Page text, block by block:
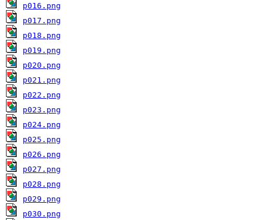
p016.png
p017.png
p018.png
p019.png
p020.png
p021.png
p022.png
p023.png
p024.png
p025.png
p026.png
p027.png
p028.png
p029.png
p030.png